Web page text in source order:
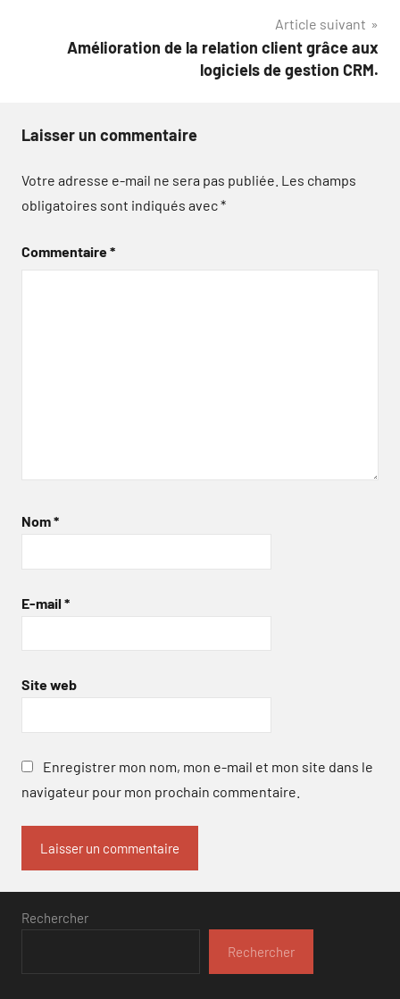
Article suivant
Amélioration de la relation client grâce aux
logiciels de gestion CRM.
Laisser un commentaire
Votre adresse e-mail ne sera pas publiée. Les champs
obligatoires sont indiqués avec*
Commentaire*
Nom*
E-mail *
Site web
Enregistrer mon nom, mon e-mail et mon site dans le
navigateur pour mon prochain commentaire.
Rechercher
Rechercher